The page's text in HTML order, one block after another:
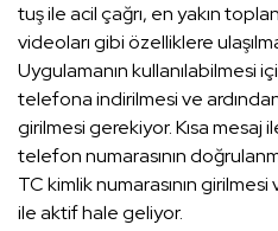
tuş ile acil çağrı, en yakın
videoları gibi özelliklere
Uygulamanın kullanılabilmesi
telefona indirilmesi ve
girilmesi gerekiyor. Kısa mesaj
telefon numarasının
TC kimlik numarasının
ile aktif hale geliyor.